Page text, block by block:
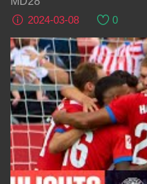
2024-03-08
0